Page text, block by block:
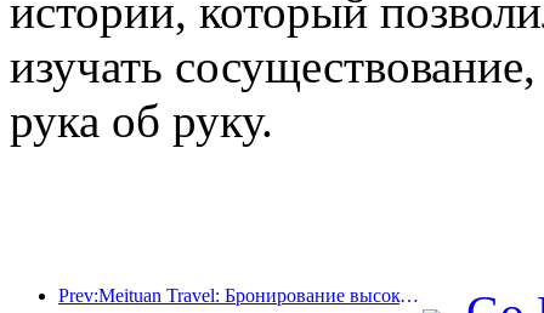
истории, который
изучать
рука об руку.
Prev:Meituan Travel: Бронирование высокозвездочных отелей в уездах во время Праздника драконьих лодок очень популярно, причем основными клиентами становятся семьи с детьми